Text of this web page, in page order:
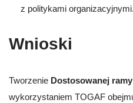
z politykami organizacyjnymi.
Wnioski
Tworzenie Dostosowanej
wykorzystaniem TOGAF